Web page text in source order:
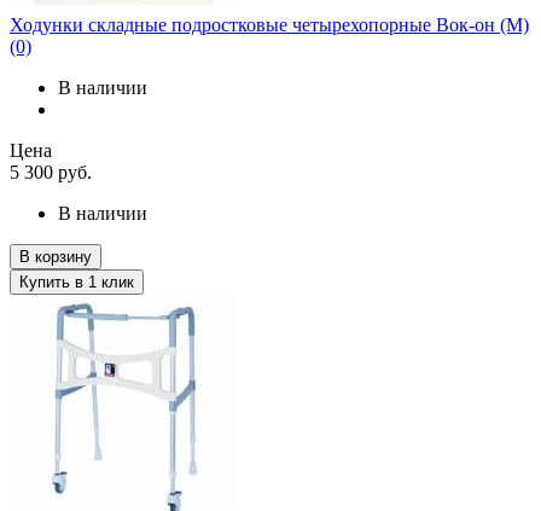
Ходунки складные подростковые четырехопорные Вок-он (M)
(0)
В наличии
Цена
5 300 руб.
В наличии
В корзину
Купить в 1 клик